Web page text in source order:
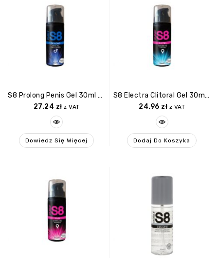
S8 Prolong Penis Gel 30ml Natural
27.24 zł z VAT
Dowiedz Się Więcej
S8 Electra Clitoral Gel 30ml Cooling
24.96 zł z VAT
Dodaj Do Koszyka